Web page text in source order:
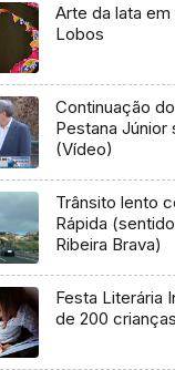
Arte da lata em
Lobos
Continuação
Pestana Júnior
(Vídeo)
Trânsito lento
Rápida
Ribeira Brava)
Festa Literária
de 200 crianças